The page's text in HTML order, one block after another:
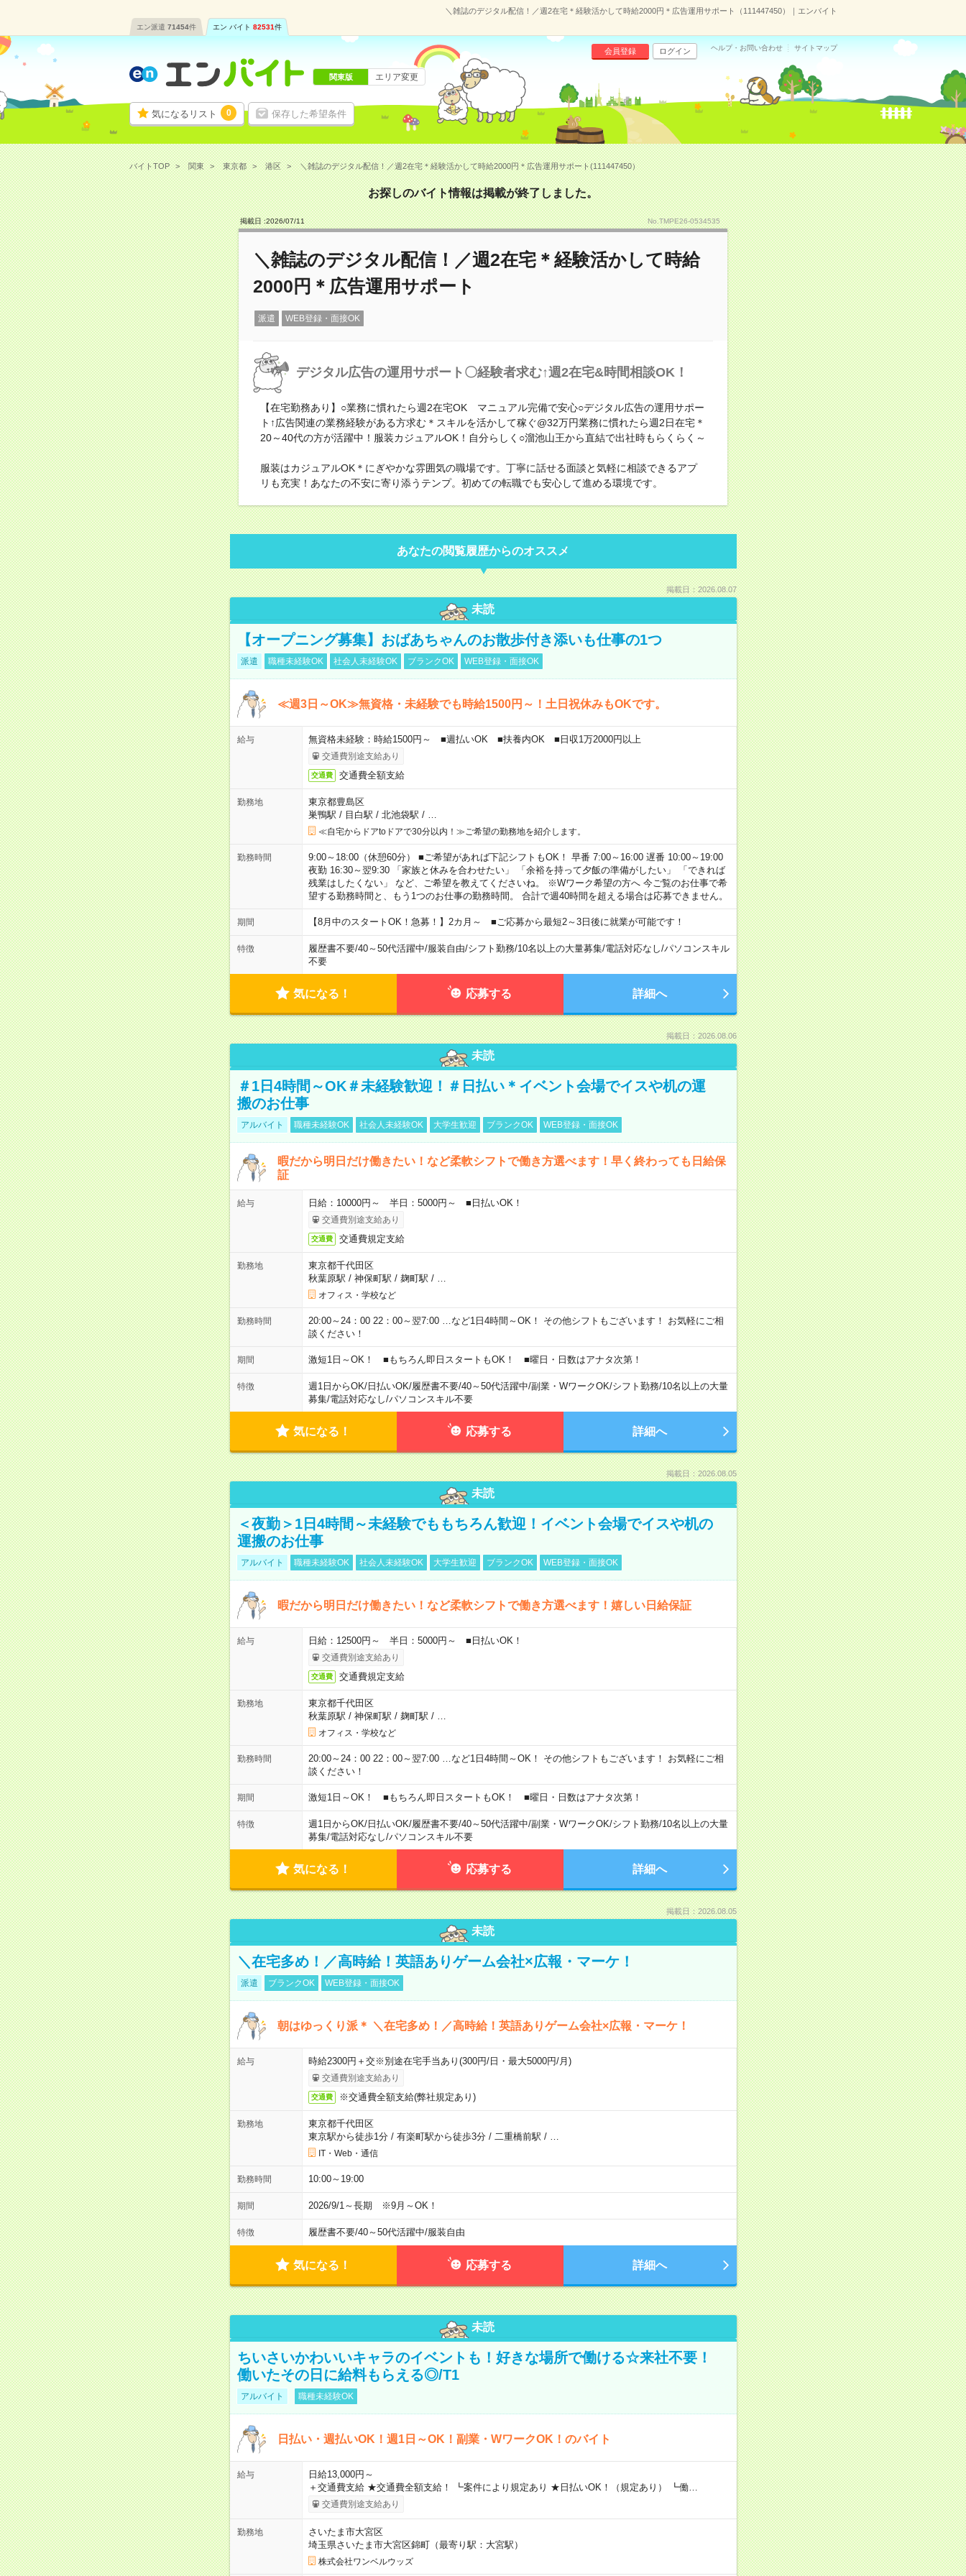
＼雑誌のデジタル配信！／週2在宅＊経験活かして時給2000円＊広告運用サポート（111447450）｜エンバイト
エン派遣 71454件 エン バイト 82531件
気になるリスト 0 保存した希望条件
会員登録 ログイン ヘルプ・お問い合わせ サイトマップ
関東版 エリア変更
バイトTOP 関東 東京都 港区 ＼雑誌のデジタル配信！／週2在宅＊経験活かして時給2000円＊広告運用サポート(111447450）
お探しのバイト情報は掲載が終了しました。
掲載日 :2026/07/11 No.TMPE26-0534535
＼雑誌のデジタル配信！／週2在宅＊経験活かして時給
2000円＊広告運用サポート
派遣 WEB登録・面接OK
デジタル広告の運用サポート〇経験者求む↑週2在宅&時間相談OK！
【在宅勤務あり】○業務に慣れたら週2在宅OK マニュアル完備で安心○デジタル広告の運用サポー
ト↑広告関連の業務経験がある方求む＊スキルを活かして稼ぐ@32万円業務に慣れたら週2日在宅＊
20～40代の方が活躍中！服装カジュアルOK！自分らしく○溜池山王から直結で出社時もらくらく～
服装はカジュアルOK＊にぎやかな雰囲気の職場です。丁寧に話せる面談と気軽に相談できるアプ
リも充実！あなたの不安に寄り添うテンプ。初めての転職でも安心して進める環境です。
あなたの閲覧履歴からのオススメ
掲載日：2026.08.07
未読
【オープニング募集】おばあちゃんのお散歩付き添いも仕事の1つ
派遣 職種未経験OK 社会人未経験OK ブランクOK WEB登録・面接OK
≪週3日～OK≫無資格・未経験でも時給1500円～！土日祝休みもOKです。
給与 無資格未経験：時給1500円～ ■週払いOK ■扶養内OK ■日収1万2000円以上
交通費別途支給あり
交通費 交通費全額支給
勤務地
東京都豊島区
巣鴨駅 / 目白駅 / 北池袋駅 /
≪自宅からドアtoドアで30分以内！≫ご希望の勤務地を紹介します。
勤務時間
9:00～18:00（休憩60分） ■ご希望があれば下記シフトもOK！ 早番 7:00～16:00 遅番 10:00～19:00
夜勤 16:30～翌9:30 「家族と休みを合わせたい」 「余裕を持って夕飯の準備がしたい」 「できれば
残業はしたくない」 など、ご希望を教えてくださいね。 ※Wワーク希望の方へ 今ご覧のお仕事で希
望する勤務時間と、もう1つのお仕事の勤務時間。 合計で週40時間を超える場合は応募できません。
期間 【8月中のスタートOK！急募！】2カ月～ ■ご応募から最短2～3日後に就業が可能です！
特徴 履歴書不要/40～50代活躍中/服装自由/シフト勤務/10名以上の大量募集/電話対応なし/パソコンスキル
不要
気になる！ 応募する 詳細へ
掲載日：2026.08.06
未読
＃1日4時間～OK＃未経験歓迎！＃日払い＊イベント会場でイスや机の運
搬のお仕事
アルバイト 職種未経験OK 社会人未経験OK 大学生歓迎 ブランクOK WEB登録・面接OK
暇だから明日だけ働きたい！など柔軟シフトで働き方選べます！早く終わっても日給保
証
給与 日給：10000円～ 半日：5000円～ ■日払いOK！
交通費別途支給あり
交通費 交通費規定支給
勤務地
東京都千代田区
秋葉原駅 / 神保町駅 / 麹町駅 /
オフィス・学校など
勤務時間
20:00～24：00 22：00～翌7:00 …など1日4時間～OK！ その他シフトもございます！ お気軽にご相
談ください！
期間 激短1日～OK！ ■もちろん即日スタートもOK！ ■曜日・日数はアナタ次第！
特徴 週1日からOK/日払いOK/履歴書不要/40～50代活躍中/副業・WワークOK/シフト勤務/10名以上の大量
募集/電話対応なし/パソコンスキル不要
気になる！ 応募する 詳細へ
掲載日：2026.08.05
未読
＜夜勤＞1日4時間～未経験でももちろん歓迎！イベント会場でイスや机の
運搬のお仕事
アルバイト 職種未経験OK 社会人未経験OK 大学生歓迎 ブランクOK WEB登録・面接OK
暇だから明日だけ働きたい！など柔軟シフトで働き方選べます！嬉しい日給保証
給与 日給：12500円～ 半日：5000円～ ■日払いOK！
交通費別途支給あり
交通費 交通費規定支給
勤務地
東京都千代田区
秋葉原駅 / 神保町駅 / 麹町駅 /
オフィス・学校など
勤務時間
20:00～24：00 22：00～翌7:00 …など1日4時間～OK！ その他シフトもございます！ お気軽にご相
談ください！
期間 激短1日～OK！ ■もちろん即日スタートもOK！ ■曜日・日数はアナタ次第！
特徴 週1日からOK/日払いOK/履歴書不要/40～50代活躍中/副業・WワークOK/シフト勤務/10名以上の大量
募集/電話対応なし/パソコンスキル不要
気になる！ 応募する 詳細へ
掲載日：2026.08.05
未読
＼在宅多め！／高時給！英語ありゲーム会社×広報・マーケ！
派遣 ブランクOK WEB登録・面接OK
朝はゆっくり派＊ ＼在宅多め！／高時給！英語ありゲーム会社×広報・マーケ！
給与 時給2300円＋交※別途在宅手当あり(300円/日・最大5000円/月)
交通費別途支給あり
交通費 ※交通費全額支給(弊社規定あり)
勤務地
東京都千代田区
東京駅から徒歩1分/ 有楽町駅から徒歩3分/ 二重橋前駅 /
IT・Web・通信
勤務時間 10:00～19:00
期間 2026/9/1～長期 ※9月～OK！
特徴 履歴書不要/40～50代活躍中/服装自由
気になる！ 応募する 詳細へ
未読
ちいさいかわいいキャラのイベントも！好きな場所で働ける☆来社不要！
働いたその日に給料もらえる◎/T1
アルバイト 職種未経験OK
日払い・週払いOK！週1日～OK！副業・WワークOK！のバイト
給与
日給13,000円～
＋交通費支給 ★交通費全額支給！ ┗案件により規定あり ★日払いOK！（規定あり） ┗働…
交通費別途支給あり
勤務地
さいたま市大宮区
埼玉県さいたま市大宮区錦町（最寄り駅：大宮駅）
株式会社ワンベルウッズ